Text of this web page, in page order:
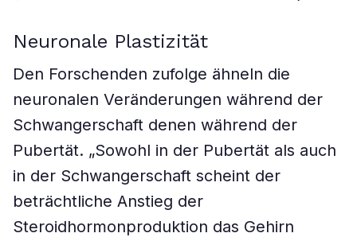
Neuronale Plastizität
Den Forschenden zufolge ähneln die
neuronalen Veränderungen während der
Schwangerschaft denen während der
Pubertät. „Sowohl in der Pubertät als auch
in der Schwangerschaft scheint der
beträchtliche Anstieg der
Steroidhormonproduktion das Gehirn